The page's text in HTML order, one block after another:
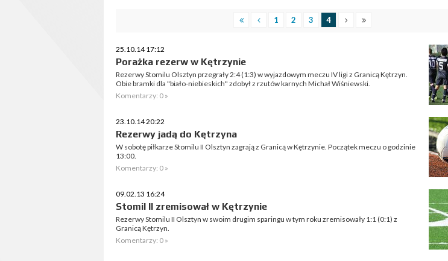
1 2 3 4
25.10.14 17:12
Porażka rezerw w Kętrzynie
Rezerwy Stomilu Olsztyn przegrały 2:4 (1:3) w wyjazdowym meczu IV ligi z Granicą Kętrzyn.
Obie bramki dla "biało-niebieskich" zdobył z rzutów karnych Michał Wiśniewski.
Komentarzy: 0 »
23.10.14 20:22
Rezerwy jadą do Kętrzyna
W sobotę piłkarze Stomilu II Olsztyn zagrają z Granicą w Kętrzynie. Początek meczu o godzinie
13:00.
Komentarzy: 0 »
09.02.13 16:24
Stomil II zremisował w Kętrzynie
Rezerwy Stomilu II Olsztyn w swoim drugim sparingu w tym roku zremisowały 1:1 (0:1) z
Granicą Kętrzyn.
Komentarzy: 0 »